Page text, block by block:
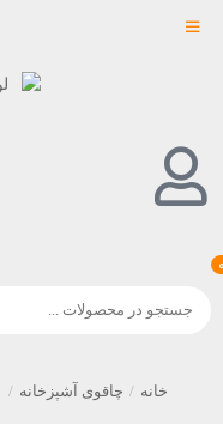
خانه / چاقوی آشپزخانه /